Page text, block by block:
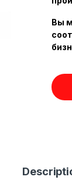
Вы